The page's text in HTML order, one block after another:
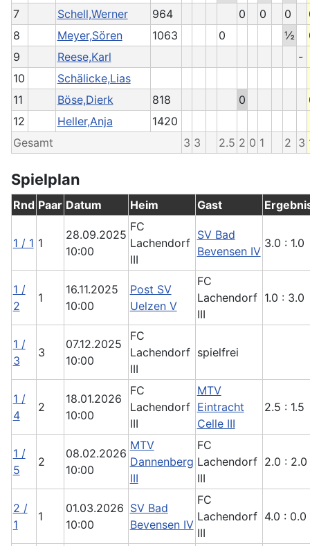
7
Schell,Werner 964 0 0 0
8
Meyer,Sören 1063 0 ½
9
Reese,Karl
-
10
Schälicke,Lias
11
Böse,Dierk 818 0
12
Heller,Anja
1420
Gesamt
3 3 2.5 2 0 1 2 3
Spielplan
Rnd Paar Datum Heim Gast
1 / 1 1
28.09.2025
10:00
FC
Lachendorf
III
SV Bad
Bevensen IV
3.0 : 1.0
1 /
2
1
16.11.2025
10:00
Post SV
Uelzen V
FC
Lachendorf
III
1.0 : 3.0
1 /
3
3
07.12.2025
10:00
FC
Lachendorf
III
spielfrei
1 /
4
2
18.01.2026
10:00
FC
Lachendorf
III
MTV
Eintracht
Celle III
2.5 : 1.5
1 /
5
2
08.02.2026
10:00
MTV
Dannenberg
III
FC
Lachendorf
III
2.0 : 2.0
2 /
1
1
01.03.2026
10:00
SV Bad
Bevensen IV
FC
Lachendorf
III
4.0 : 0.0